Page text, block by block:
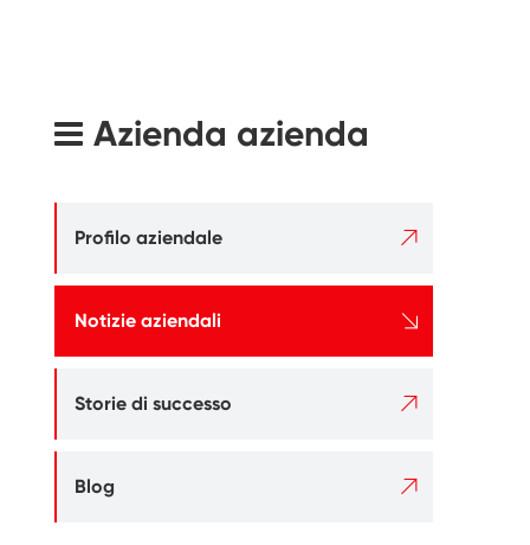
Azienda azienda
Profilo aziendale 
Notizie aziendali 
Storie di successo 
Blog 